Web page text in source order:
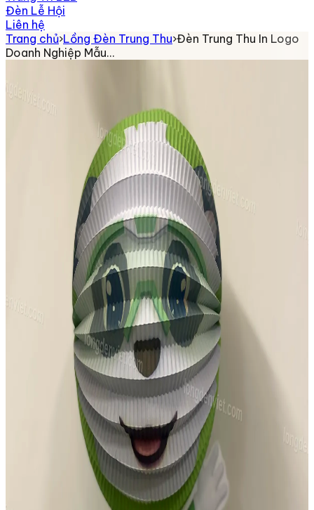
Đèn Lễ Hội
Liên hệ
Trang chủ›Lồng Đèn Trung Thu›Đèn Trung Thu In Logo
Doanh Nghiệp Mẫu…